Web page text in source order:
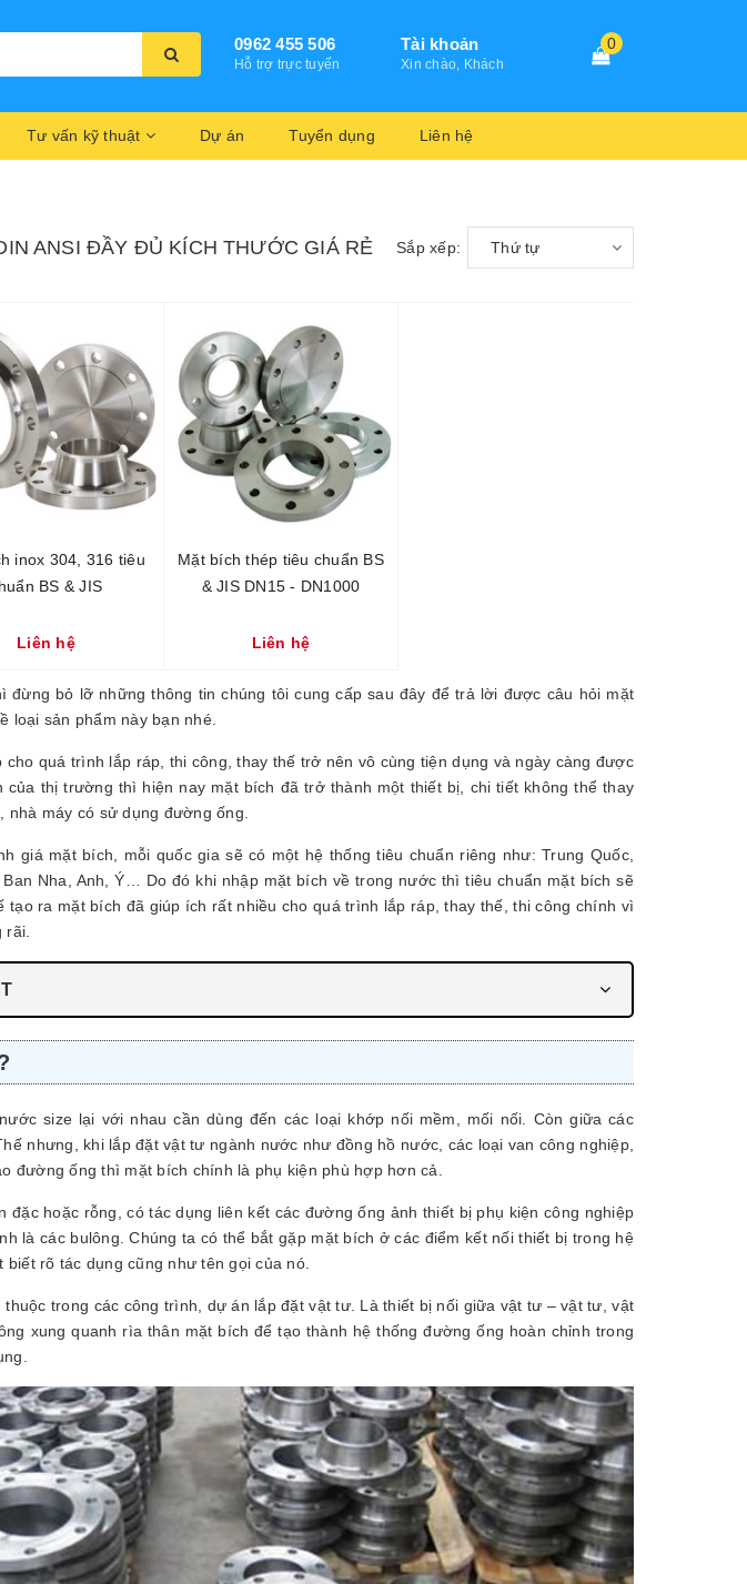
0962 455 506
Hỗ trợ trực tuyến
Tài khoản
Xin chào, Khách
0
Tư vấn kỹ thuật Dự án Tuyển dụng Liên hệ
ANSI ĐẦY ĐỦ KÍCH THƯỚC GIÁ RẺ Sắp xếp: Thứ tự
inox 304, 316 tiêu
BS & JIS
Liên hệ
Mặt bích thép tiêu chuẩn BS
& JIS DN15 - DN1000
Liên hệ
đừng bỏ lỡ những thông tin chúng tôi cung cấp sau đây để trả lời được câu hỏi mặt
loại sản phẩm này bạn nhé.
quá trình lắp ráp, thi công, thay thế trở nên vô cùng tiện dụng và ngày càng được
thị trường thì hiện nay mặt bích đã trở thành một thiết bị, chi tiết không thể thay
máy có sử dụng đường ống.
giá mặt bích, mỗi quốc gia sẽ có một hệ thống tiêu chuẩn riêng như: Trung Quốc,
Nha, Anh, Ý… Do đó khi nhập mặt bích về trong nước thì tiêu chuẩn mặt bích sẽ
tạo ra mặt bích đã giúp ích rất nhiều cho quá trình lắp ráp, thay thế, thi công chính vì
size lại với nhau cần dùng đến các loại khớp nối mềm, mối nối. Còn giữa các
nhưng, khi lắp đặt vật tư ngành nước như đồng hồ nước, các loại van công nghiệp,
đường ống thì mặt bích chính là phụ kiện phù hợp hơn cả.
đặc hoặc rỗng, có tác dụng liên kết các đường ống ảnh thiết bị phụ kiện công nghiệp
là các bulông. Chúng ta có thể bắt gặp mặt bích ở các điểm kết nối thiết bị trong hệ
rõ tác dụng cũng như tên gọi của nó.
trong các công trình, dự án lắp đặt vật tư. Là thiết bị nối giữa vật tư – vật tư, vật
xung quanh rìa thân mặt bích để tạo thành hệ thống đường ống hoàn chỉnh trong